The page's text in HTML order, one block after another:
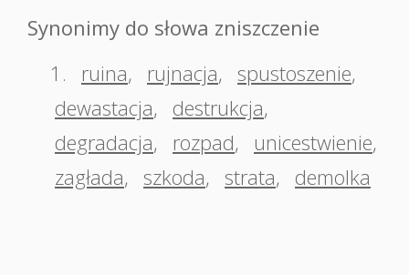
Synonimy do słowa zniszczenie
1.
ruina, rujnacja, spustoszenie,
dewastacja, destrukcja,
degradacja, rozpad, unicestwienie,
zagłada, szkoda, strata, demolka